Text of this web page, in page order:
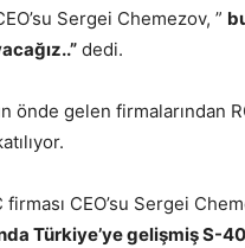
Sergei Chemezov, ”
dedi.
önde gelen firmalarından
firması CEO’su Sergei
Türkiye’ye gelişmiş S-